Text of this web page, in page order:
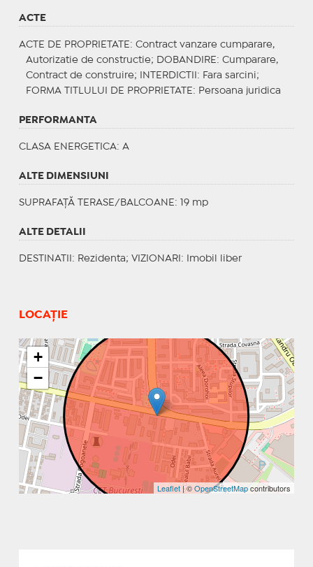
ACTE
ACTE DE PROPRIETATE : Contract vanzare cumparare,
Autorizatie de constructie;
DOBANDIRE : Cumparare,
Contract de construire;
INTERDICTII : Fara sarcini;
FORMA TITLULUI DE PROPRIETATE : Persoana juridica
PERFORMANTA
CLASA ENERGETICA: A
ALTE DIMENSIUNI
SUPRAFAȚĂ TERASE/BALCOANE: 19 mp
ALTE DETALII
DESTINATII : Rezidenta; VIZIONARI : Imobil liber
LOCAȚIE
+
−
Leaflet | ©OpenStreetMapcontributors